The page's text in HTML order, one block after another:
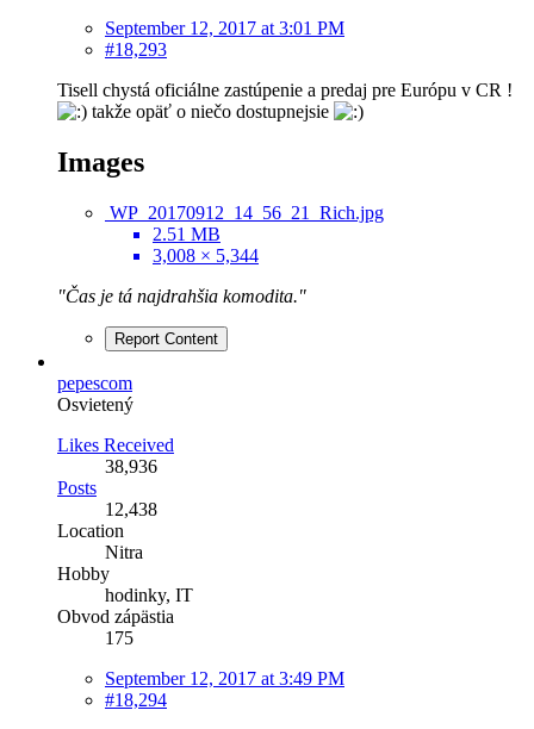
September 12, 2017 at 3:01 PM
#18,293
Tisell chystá oficiálne zastúpenie a predaj pre Európu v CR !
takže opäť o niečo dostupnejsie
Images
WP_20170912_14_56_21_Rich.jpg
2.51 MB
3,008 × 5,344
"Čas je tá najdrahšia komodita."
Report Content
pepescom
Osvietený
Likes Received
38,936
Posts
12,438
Location
Nitra
Hobby
hodinky, IT
Obvod zápästia
175
September 12, 2017 at 3:49 PM
#18,294